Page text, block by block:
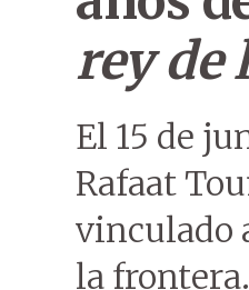
rey de
El 15 de
Rafaat
vinculado
la